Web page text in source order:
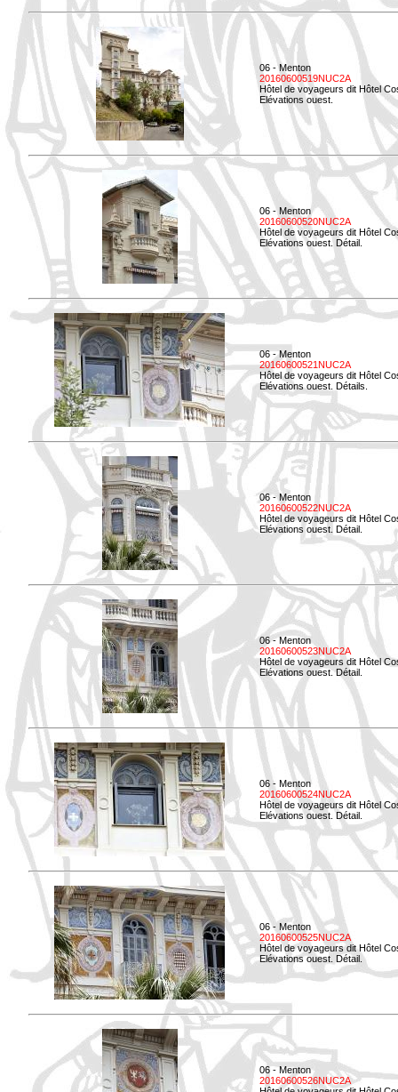
06 - Menton
20160600519NUC2A
Hôtel de voyageurs dit Hôtel
Elévations ouest.
06 - Menton
20160600520NUC2A
Hôtel de voyageurs dit Hôtel
Elévations ouest. Détail.
06 - Menton
20160600521NUC2A
Hôtel de voyageurs dit Hôtel
Elévations ouest. Détails.
06 - Menton
20160600522NUC2A
Hôtel de voyageurs dit Hôtel
Elévations ouest. Détail.
06 - Menton
20160600523NUC2A
Hôtel de voyageurs dit Hôtel
Elévations ouest. Détail.
06 - Menton
20160600524NUC2A
Hôtel de voyageurs dit Hôtel
Elévations ouest. Détail.
06 - Menton
20160600525NUC2A
Hôtel de voyageurs dit Hôtel
Elévations ouest. Détail.
06 - Menton
20160600526NUC2A